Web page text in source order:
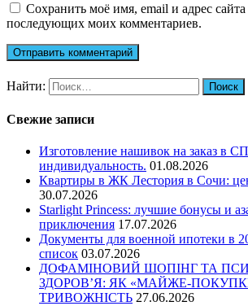
Сохранить моё имя, email и адрес сайта
последующих моих комментариев.
Найти:
Свежие записи
Изготовление нашивок на заказ в
индивидуальность. 01.08.2026
Квартиры в ЖК Лестория в Сочи:
30.07.2026
Starlight Princess: лучшие бонусы и
приключения 17.07.2026
Документы для военной ипотеки в
список 03.07.2026
ДОФАМІНОВИЙ ШОПІНГ ТА
ЗДОРОВ’Я: ЯК «МАЙЖЕ-
ТРИВОЖНІСТЬ 27.06.2026